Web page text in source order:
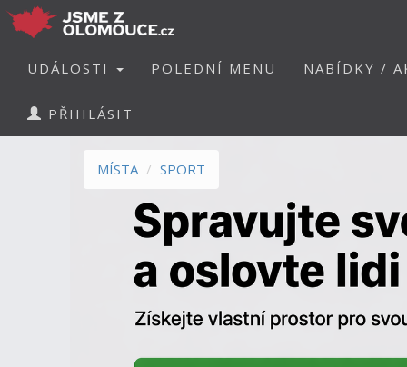
UDÁLOSTI POLEDNÍ MENU NABÍDKY /
PŘIHLÁSIT
MÍSTA SPORT